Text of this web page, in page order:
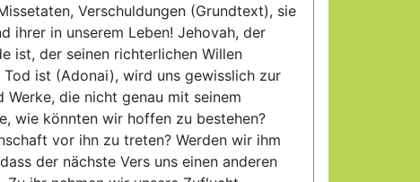
Verschuldungen (Grundtext), sie
ihrer in unserem Leben! Jehovah, der
ist, der seinen richterlichen Willen
ist (Adonai), wird uns gewisslich zur
Werke, die nicht genau mit seinem
wie könnten wir hoffen zu bestehen?
vor ihn zu treten? Werden wir ihm
der nächste Vers uns einen anderen